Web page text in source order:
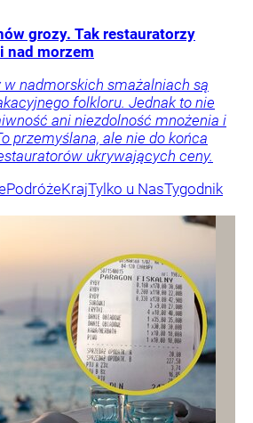
grozy. Tak restauratorzy
nad morzem
nadmorskich smażalniach są
folkloru. Jednak to nie
ani niezdolność mnożenia i
przemyślana, ale nie do końca
ukrywających ceny.
PodróżeKrajTylko u NasTygodnik